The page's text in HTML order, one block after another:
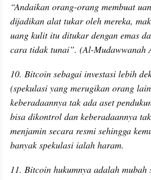
“Andaikan orang-orang membuat
dijadikan alat tukar oleh mereka,
uang kulit itu ditukar dengan emas
cara tidak tunai”. (Al-Mudawwanah
10. Bitcoin sebagai investasi lebih
(spekulasi yang merugikan orang
keberadaannya tak ada aset
bisa dikontrol dan keberadaannya
menjamin secara resmi sehingga
banyak spekulasi ialah haram.
11. Bitcoin hukumnya adalah mubah